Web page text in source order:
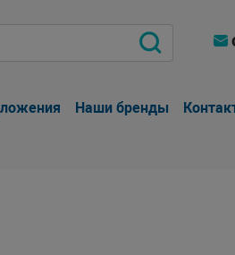
Наши бренды